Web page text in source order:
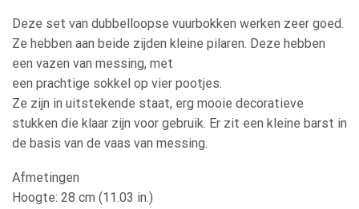
Deze set van dubbelloopse vuurbokken werken zeer goed.
Ze hebben aan beide zijden kleine pilaren. Deze hebben
een vazen van messing, met
een prachtige sokkel op vier pootjes.
Ze zijn in uitstekende staat, erg mooie decoratieve
stukken die klaar zijn voor gebruik. Er zit een kleine barst in
de basis van de vaas van messing.
Afmetingen
Hoogte: 28 cm (11.03 in.)